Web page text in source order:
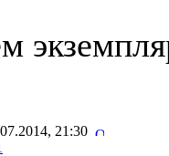
21:30